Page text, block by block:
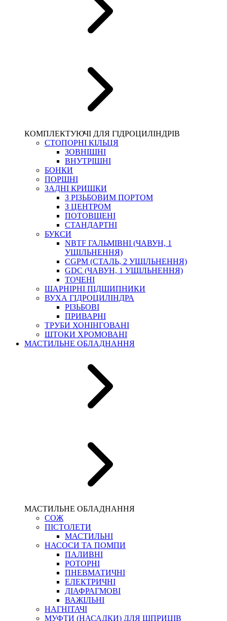
КОМПЛЕКТУЮЧІ ДЛЯ ГІДРОЦИЛІНДРІВ
СТОПОРНІ КІЛЬЦЯ
ЗОВНІШНІ
ВНУТРІШНІ
БОНКИ
ПОРШНІ
ЗАДНІ КРИШКИ
З РІЗЬБОВИМ ПОРТОМ
З ЦЕНТРОМ
ПОТОВЩЕНІ
СТАНДАРТНІ
БУКСИ
NBTF ГАЛЬМІВНІ (ЧАВУН, 1
УЩІЛЬНЕННЯ)
CGPM (СТАЛЬ, 2 УЩІЛЬНЕННЯ)
GDC (ЧАВУН, 1 УЩІЛЬНЕННЯ)
ТОЧЕНІ
ШАРНІРНІ ПІДШИПНИКИ
ВУХА ГІДРОЦИЛІНДРА
РІЗЬБОВІ
ПРИВАРНІ
ТРУБИ ХОНІНГОВАНІ
ШТОКИ ХРОМОВАНІ
МАСТИЛЬНЕ ОБЛАДНАННЯ
МАСТИЛЬНЕ ОБЛАДНАННЯ
СОЖ
ПІСТОЛЕТИ
МАСТИЛЬНІ
НАСОСИ ТА ПОМПИ
ПАЛИВНІ
РОТОРНІ
ПНЕВМАТИЧНІ
ЕЛЕКТРИЧНІ
ДІАФРАГМОВІ
ВАЖІЛЬНІ
НАГНІТАЧІ
МУФТИ (НАСАДКИ) ДЛЯ ШПРИЦІВ